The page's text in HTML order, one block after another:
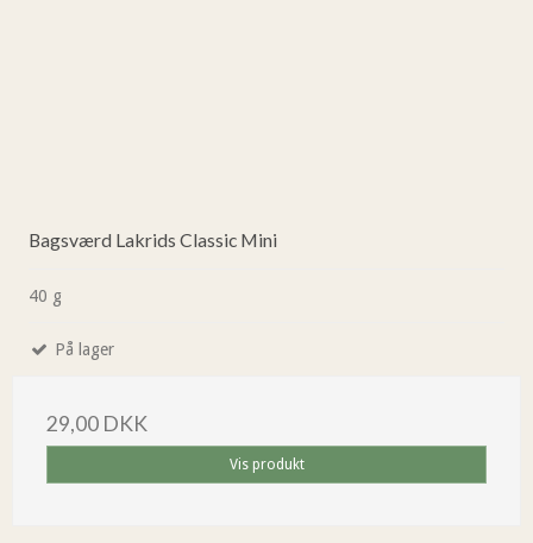
Bagsværd Lakrids Classic Mini
40 g
På lager
29,00 DKK
Vis produkt